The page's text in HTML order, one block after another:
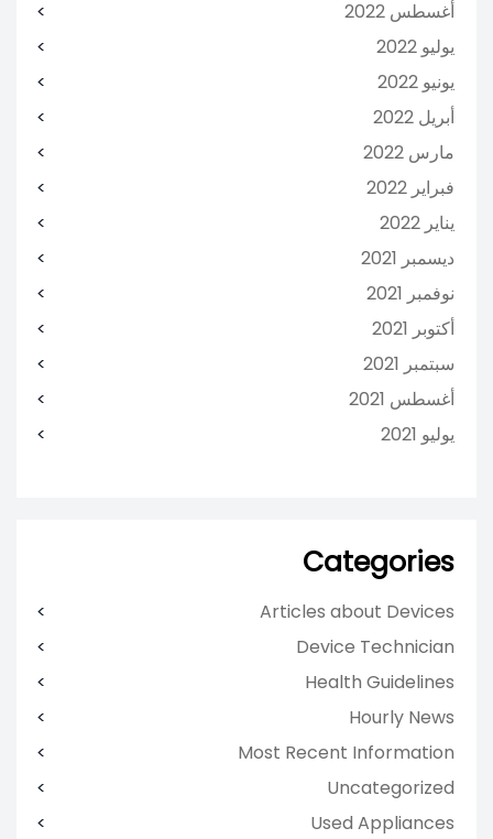
أغسطس 2022
يوليو 2022
يونيو 2022
أبريل 2022
مارس 2022
فبراير 2022
يناير 2022
ديسمبر 2021
نوفمبر 2021
أكتوبر 2021
سبتمبر 2021
أغسطس 2021
يوليو 2021
Categories
Articles about Devices
Device Technician
Health Guidelines
Hourly News
Most Recent Information
Uncategorized
Used Appliances